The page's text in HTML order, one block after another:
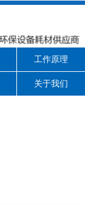
工作原理
关于我们